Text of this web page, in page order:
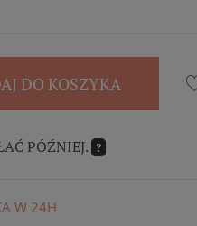
DO KOSZYKA
PÓŹNIEJ. ?
W 24H